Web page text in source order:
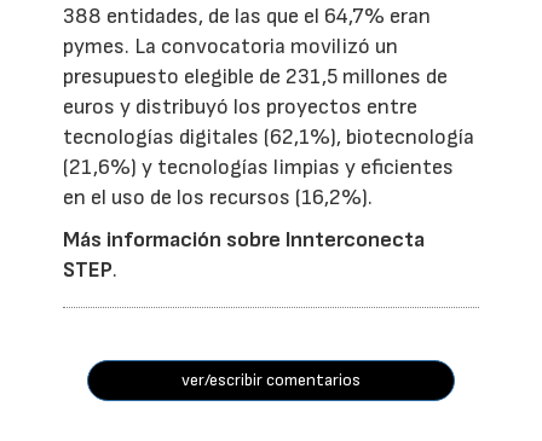
388 entidades, de las que el 64,7% eran
pymes. La convocatoria movilizó un
presupuesto elegible de 231,5 millones de
euros y distribuyó los proyectos entre
tecnologías digitales (62,1%), biotecnología
(21,6%) y tecnologías limpias y eficientes
en el uso de los recursos (16,2%).
Más información sobre Innterconecta
STEP.
ver/escribir comentarios